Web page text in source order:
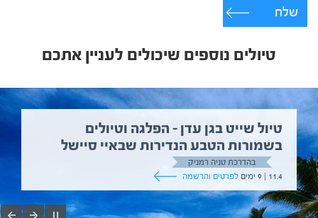
שלח
טיולים נוספים שיכולים לעניין אתכם
טיול שייט בגן עדן – הפלגה וטיולים
בשמורות הטבע הנדירות שבאיי סיישל
בהדרכת טניה רמניק
11.4 | 9 ימים
לפרטים והרשמה